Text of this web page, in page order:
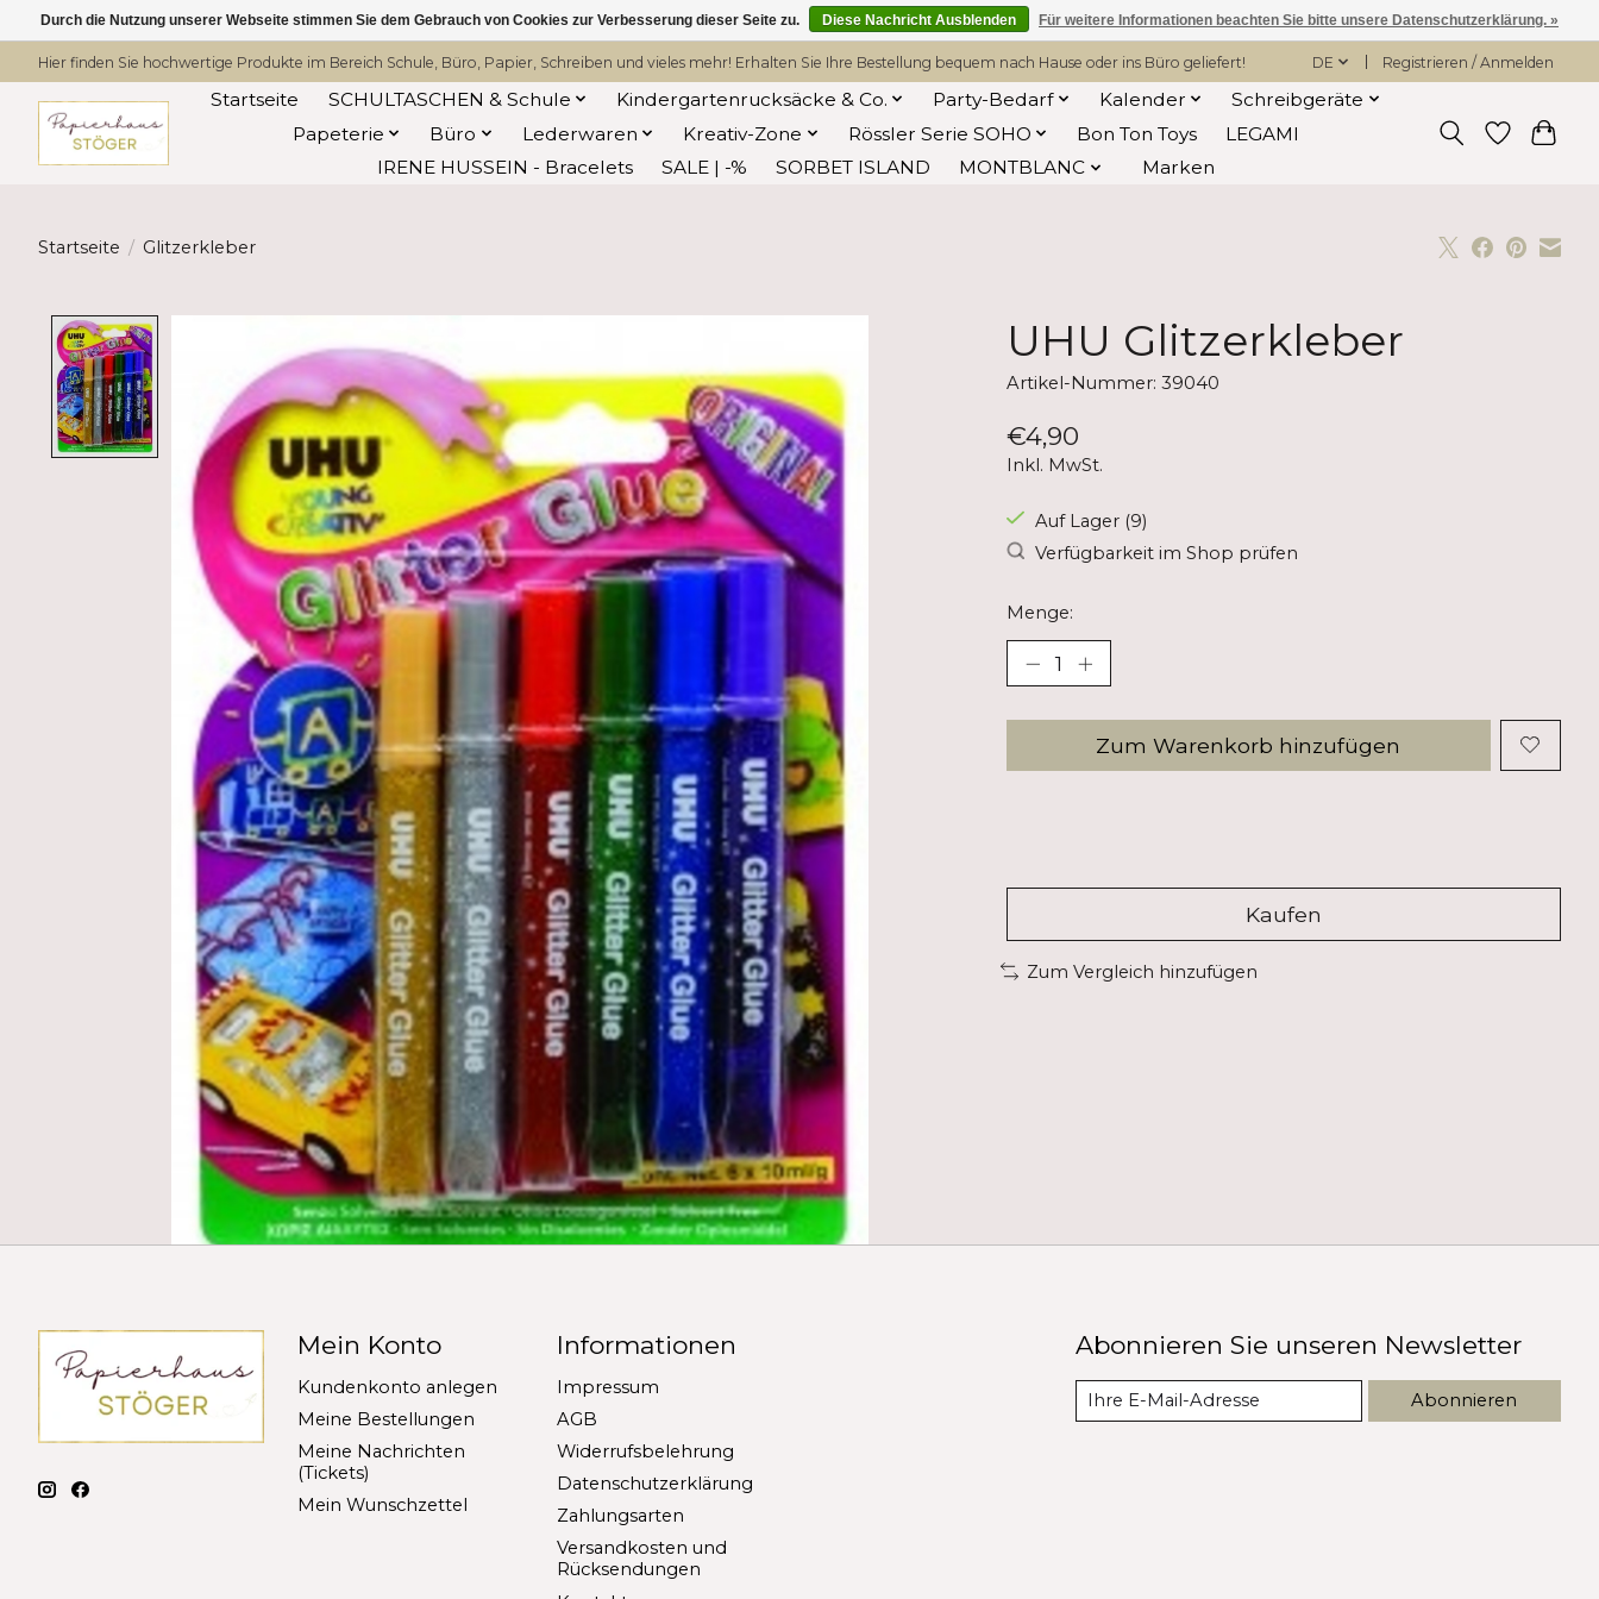
Hier finden Sie hochwertige Produkte im Bereich Schule, Büro, Papier, Schreiben und vieles mehr! Erhalten Sie Ihre Bestellung bequem nach Hause oder ins Büro geliefert! DE Registrieren / Anmelden
Startseite SCHULTASCHEN & Schule Kindergartenrucksäcke & Co. Party-Bedarf Kalender
Schreibgeräte
Papeterie
Büro Lederwaren Kreativ-Zone Rössler Serie SOHO Bon Ton Toys
LEGAMI
IRENE HUSSEIN - Bracelets
SALE | -% SORBET ISLAND MONTBLANC Marken
Startseite / Glitzerkleber
UHU Glitzerkleber
Artikel-Nummer: 39040
€4,90
Inkl. MwSt.
Auf Lager (9)
Verfügbarkeit im Shop prüfen
Menge:
Zum Warenkorb hinzufügen
Kaufen
Zum Vergleich hinzufügen
Mein Konto
Kundenkonto anlegen
Meine Bestellungen
Meine Nachrichten
(Tickets)
Mein Wunschzettel
Informationen
Impressum
AGB
Widerrufsbelehrung
Datenschutzerklärung
Zahlungsarten
Versandkosten und
Rücksendungen
Abonnieren Sie unseren Newsletter
Abonnieren
Durch die Nutzung unserer Webseite stimmen Sie dem Gebrauch von Cookies zur Verbesserung dieser Seite zu. Diese Nachricht Ausblenden Für weitere Informationen beachten Sie bitte unsere Datenschutzerklärung. »